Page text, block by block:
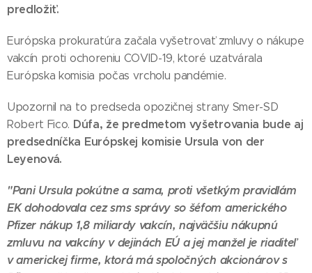
predložiť.
Európska prokuratúra začala vyšetrovať zmluvy o nákupe
vakcín proti ochoreniu COVID-19, ktoré uzatvárala
Európska komisia počas vrcholu pandémie.
Upozornil na to predseda opozičnej strany Smer-SD
Robert Fico. Dúfa, že predmetom vyšetrovania bude aj
predsedníčka Európskej komisie Ursula von der
Leyenová.
"Pani Ursula pokútne a sama, proti všetkým pravidlám
EK dohodovala cez sms správy so šéfom amerického
Pfizer nákup 1,8 miliardy vakcín, najväčšiu nákupnú
zmluvu na vakcíny v dejinách EÚ a jej manžel je riaditeľ
v americkej firme, ktorá má spoločných akcionárov s